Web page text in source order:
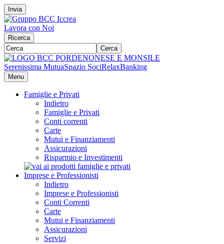
Invia
Lavora con Noi
Ricerca
Cerca
Serenissima MutuaSpazio SociRelaxBanking
Menu
Famiglie e Privati
Indietro
Famiglie e Privati
Conti correnti
Carte
Mutui e Finanziamenti
Assicurazioni
Risparmio e Investimenti
Imprese e Professionisti
Indietro
Imprese e Professionisti
Conti Correnti
Carte
Mutui e Finanziamenti
Assicurazioni
Servizi